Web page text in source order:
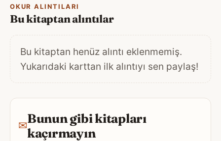
OKUR ALINTILARI
Bu kitaptan alıntılar
Bu kitaptan henüz alıntı eklenmemiş.
Yukarıdaki karttan ilk alıntıyı sen paylaş!
✉Bunun gibi kitapları
kaçırmayın